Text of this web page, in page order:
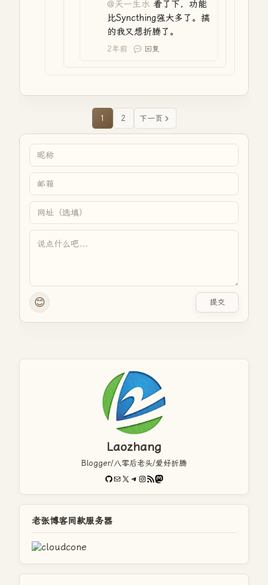
@天一生水 看了下，功能
比Syncthing强大多了。搞
的我又想折腾了。
2年前 回复
1 2 下一页
😊 提交
Laozhang
Blogger/八零后老头/爱好折腾
GitHub
电子邮件X Telegram
Instagram
RSS FeedMastodon
老张博客同款服务器